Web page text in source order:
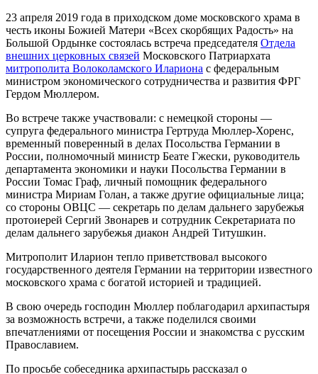
23 апреля 2019 года в приходском доме московского храма в
честь иконы Божией Матери «Всех скорбящих Радость» на
Большой Ордынке состоялась встреча председателя Отдела
внешних церковных связей Московского Патриархата
митрополита Волоколамского Илариона с федеральным
министром экономического сотрудничества и развития ФРГ
Гердом Мюллером.
Во встрече также участвовали: с немецкой стороны —
супруга федерального министра Гертруда Мюллер-Хоренс,
временный поверенный в делах Посольства Германии в
России, полномочный министр Беате Гжески, руководитель
департамента экономики и науки Посольства Германии в
России Томас Граф, личный помощник федерального
министра Мириам Голан, а также другие официальные лица;
со стороны ОВЦС — секретарь по делам дальнего зарубежья
протоиерей Сергий Звонарев и сотрудник Секретариата по
делам дальнего зарубежья диакон Андрей Титушкин.
Митрополит Иларион тепло приветствовал высокого
государственного деятеля Германии на территории известного
московского храма с богатой историей и традицией.
В свою очередь господин Мюллер поблагодарил архипастыря
за возможность встречи, а также поделился своими
впечатлениями от посещения России и знакомства с русским
Православием.
По просьбе собеседника архипастырь рассказал о